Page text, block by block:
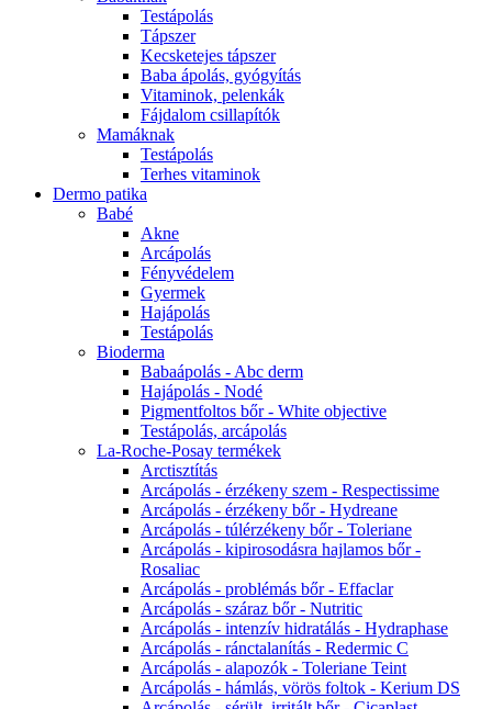
Testápolás
Tápszer
Kecsketejes tápszer
Baba ápolás, gyógyítás
Vitaminok, pelenkák
Fájdalom csillapítók
Mamáknak
Testápolás
Terhes vitaminok
Dermo patika
Babé
Akne
Arcápolás
Fényvédelem
Gyermek
Hajápolás
Testápolás
Bioderma
Babaápolás - Abc derm
Hajápolás - Nodé
Pigmentfoltos bőr - White objective
Testápolás, arcápolás
La-Roche-Posay termékek
Arctisztítás
Arcápolás - érzékeny szem - Respectissime
Arcápolás - érzékeny bőr - Hydreane
Arcápolás - túlérzékeny bőr - Toleriane
Arcápolás - kipirosodásra hajlamos bőr -
Rosaliac
Arcápolás - problémás bőr - Effaclar
Arcápolás - száraz bőr - Nutritic
Arcápolás - intenzív hidratálás - Hydraphase
Arcápolás - ránctalanítás - Redermic C
Arcápolás - alapozók - Toleriane Teint
Arcápolás - hámlás, vörös foltok - Kerium DS